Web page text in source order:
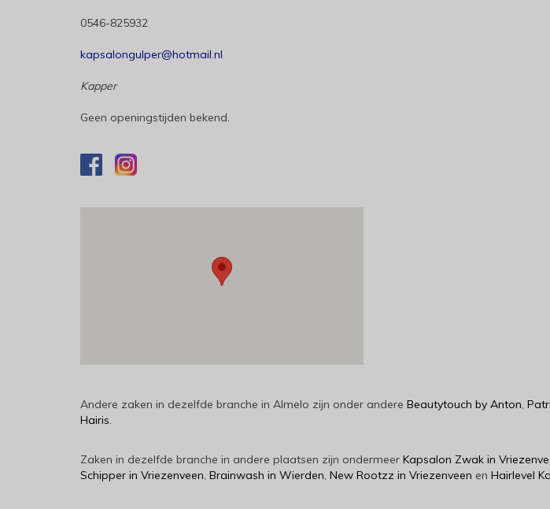
0546-825932
kapsalongulper@hotmail.nl
Kapper
Geen openingstijden bekend.
Andere zaken in dezelfde branche in Almelo zijn onder andere Beautytouch by Anton,
Hairis.
Zaken in dezelfde branche in andere plaatsen zijn ondermeer Kapsalon Zwak in
Schipper in Vriezenveen, Brainwash in Wierden, New Rootzz in Vriezenveen en Hairlevel